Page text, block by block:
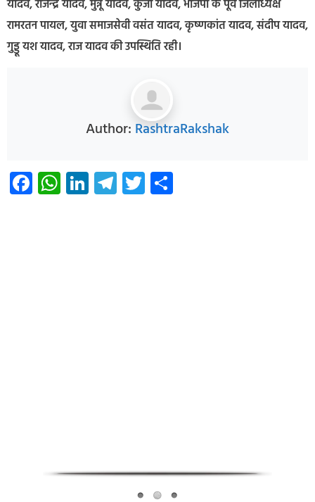
यादव, राजेन्द्र यादव, मुन्नू यादव, कुंजी यादव, भाजपा के पूर्व जिलाध्यक्ष
रामरतन पायल, युवा समाजसेवी वसंत यादव, कृष्णकांत यादव, संदीप यादव,
गुड्डू यश यादव, राज यादव की उपस्थिति रही।
Author: RashtraRakshak
Facebook
WhatsApp
LinkedIn
Telegram
Twitter